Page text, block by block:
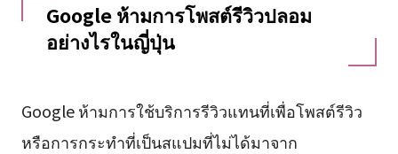
Google ห้ามการโพสต์รีวิวปลอม
อย่างไรในญี่ปุ่น
Google ห้ามการใช้บริการรีวิวแทนที่เพื่อโพสต์รีวิว
หรือการกระทำที่เป็นสแปมที่ไม่ได้มาจาก